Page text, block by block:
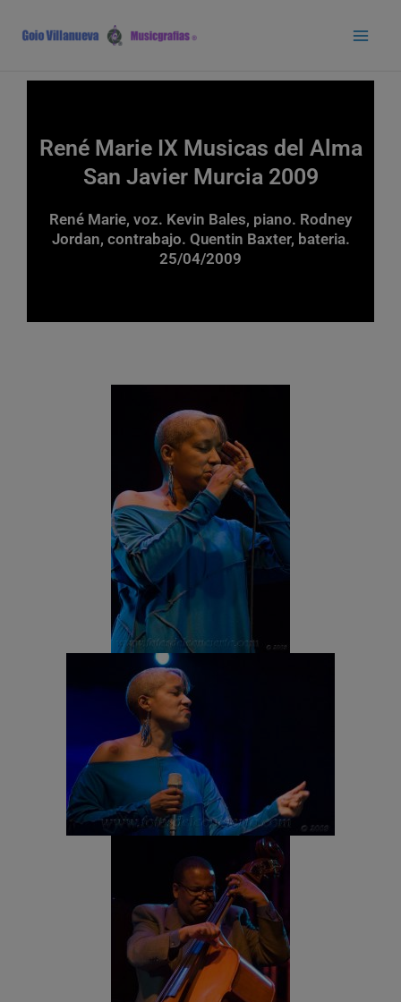
contenido
René Marie IX Musicas del Alma
San Javier Murcia 2009
René Marie, voz. Kevin Bales, piano. Rodney
Jordan, contrabajo. Quentin Baxter, bateria.
25/04/2009